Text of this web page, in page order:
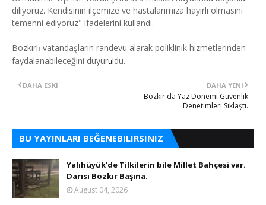
diliyoruz. Kendisinin ilçemize ve hastalarımıza hayırlı olmasını
temenni ediyoruz" ifadelerini kullandı.
Bozkır lı vatandaşların randevu alarak poliklinik hizmetlerinden
faydalanabileceğini duyurul du.
DAHA YENI
Bozkır'da Yaz Dönemi Güvenlik
Denetimleri Sıklaştı.
DAHA ESKI
BU YAYINLARI BEĞENEBILIRSINIZ
Yalıhüyük'de Tilkilerin bile Millet Bahçesi var.
Darısı Bozkır Başına.
August 04, 2026